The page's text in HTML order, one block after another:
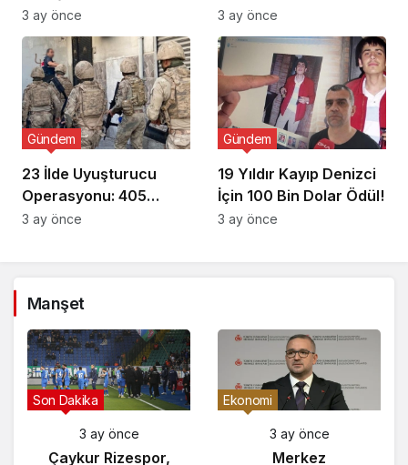
3 ay önce 3 ay önce
23 İlde Uyuşturucu
Operasyonu: 405
Gözaltı!
Gündem
3 ay önce
19 Yıldır Kayıp Denizci
İçin 100 Bin Dolar Ödül!
Gündem
3 ay önce
Manşet
Son Dakika
3 ay önce
Çaykur Rizespor,
Ekonomi
3 ay önce
Merkez